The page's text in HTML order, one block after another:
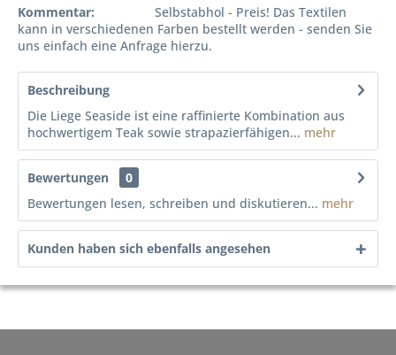
Kommentar:
Selbstabhol - Preis! Das Textilen
kann in verschiedenen Farben bestellt werden - senden Sie
uns einfach eine Anfrage hierzu.
Beschreibung
Die Liege Seaside ist eine raffinierte Kombination aus
hochwertigem Teak sowie strapazierfähigen... mehr
Bewertungen
0
Bewertungen lesen, schreiben und diskutieren... mehr
Kunden haben sich ebenfalls angesehen